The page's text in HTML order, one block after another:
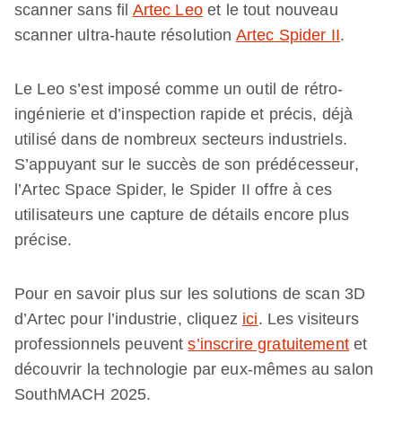
scanner sans fil Artec Leoet le tout nouveau
scanner ultra-haute résolution Artec Spider II.
Le Leo s’est imposé comme un outil de rétro-
ingénierie et d’inspection rapide et précis, déjà
utilisé dans de nombreux secteurs industriels.
S’appuyant sur le succès de son prédécesseur,
l’Artec Space Spider, le Spider II offre à ces
utilisateurs une capture de détails encore plus
précise.
Pour en savoir plus sur les solutions de scan 3D
d’Artec pour l’industrie, cliquez ici. Les visiteurs
professionnels peuvents’inscrire gratuitementet
découvrir la technologie par eux-mêmes au salon
SouthMACH 2025.